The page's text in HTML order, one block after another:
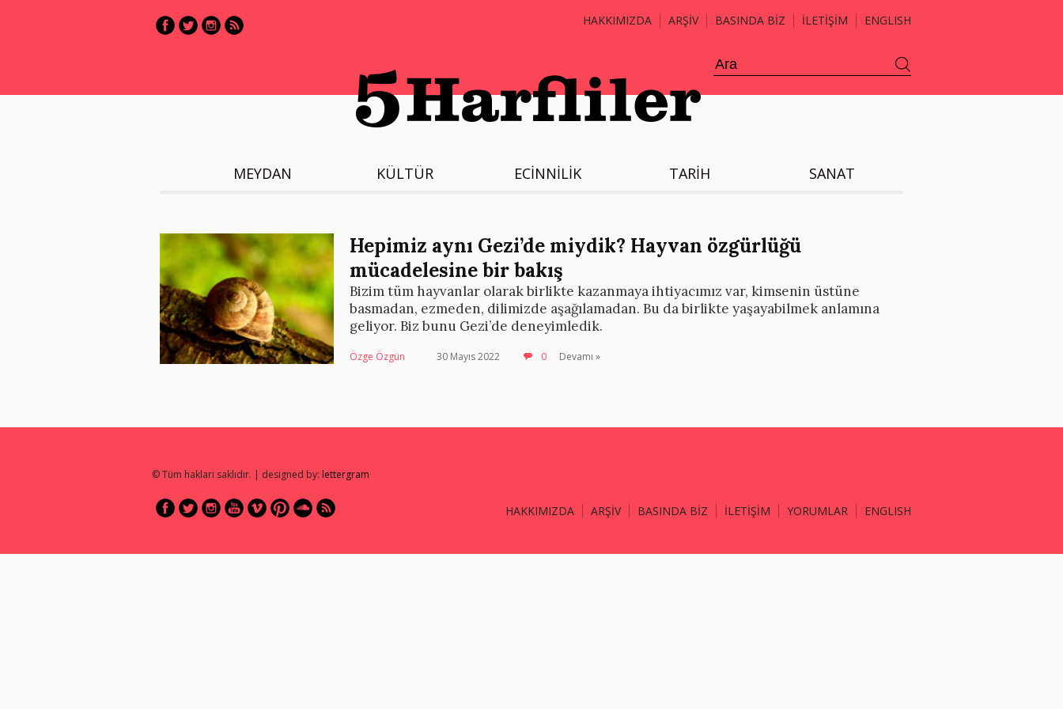
HAKKIMIZDA ARŞİV BASINDA BİZ İLETİŞİM ENGLISH
MEYDAN KÜLTÜR ECİNNİLİK TARİH SANAT
Hepimiz aynı Gezi’de miydik? Hayvan özgürlüğü
mücadelesine bir bakış
Bizim tüm hayvanlar olarak birlikte kazanmaya ihtiyacımız var, kimsenin üstüne
basmadan, ezmeden, dilimizde aşağılamadan. Bu da birlikte yaşayabilmek anlamına
geliyor. Biz bunu Gezi’de deneyimledik.
Özge Özgün 30 Mayıs 2022 0 Devamı »
© Tüm hakları saklıdır. | designed by: lettergram
HAKKIMIZDA ARŞİV BASINDA BİZ İLETİŞİM YORUMLAR ENGLISH